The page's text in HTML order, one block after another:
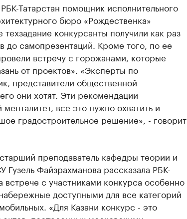
Татарстан помощник исполнительного
бюро «Рождественка»
конкурсанты получили как раз
до самопрезентаций. Кроме того, по ее
встречу с горожанами, которые
от проектов». «Эксперты по
представители общественной
они хотят. Эти рекомендации
все это нужно охватить и
градостроительное решение», - говорит
преподаватель кафедры теории и
Гузель Файзрахманова рассказала РБК-
встрече с участниками конкурса особенно
доступными для все категорий
«Для Казани конкурс - это